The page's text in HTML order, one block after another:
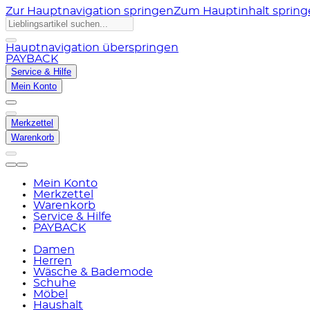
Zur Hauptnavigation springenZum Hauptinhalt
Hauptnavigation überspringen
PAYBACK
Service & Hilfe
Mein Konto
Merkzettel
Warenkorb
Mein Konto
Merkzettel
Warenkorb
Service & Hilfe
PAYBACK
Damen
Herren
Wäsche & Bademode
Schuhe
Möbel
Haushalt